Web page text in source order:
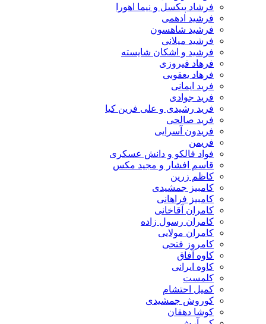
فرشاد پیکسل و نیما اهورا
فرشید ادهمی
فرشید شاهسون
فرشید میلانی
فرشید و اشکان شایسته
فرهاد فیروزی
فرهاد یعقوبی
فرید ایمانی
فرید جوادی
فرید رشیدی و علی فرین کیا
فرید صالحی
فریدون آسرایی
فریمن
فواد فالکو و دانش عسکری
قاسم افشار و مجید مکس
کاظم زرین
کامبیز جمشیدی
کامبیز فراهانی
کامران آقاخانی
کامران رسول زاده
کامران مولایی
کامروز فتحی
کاوه آفاق
کاوه ایرانی
کلمست
کمیل احتشام
کوروش جمشیدی
کوشا دهقان